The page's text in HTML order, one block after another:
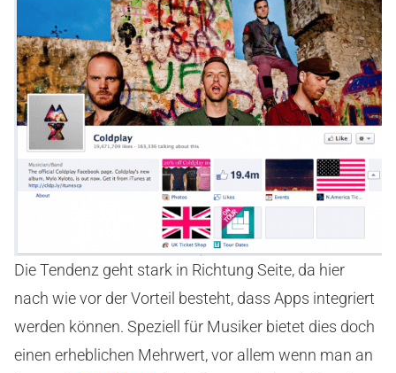
Die Tendenz geht stark in Richtung Seite, da hier
nach wie vor der Vorteil besteht, dass Apps integriert
werden können. Speziell für Musiker bietet dies doch
einen erheblichen Mehrwert, vor allem wenn man an